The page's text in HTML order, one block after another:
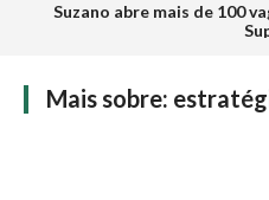
Suzano abre mais de 100
Mais sobre: